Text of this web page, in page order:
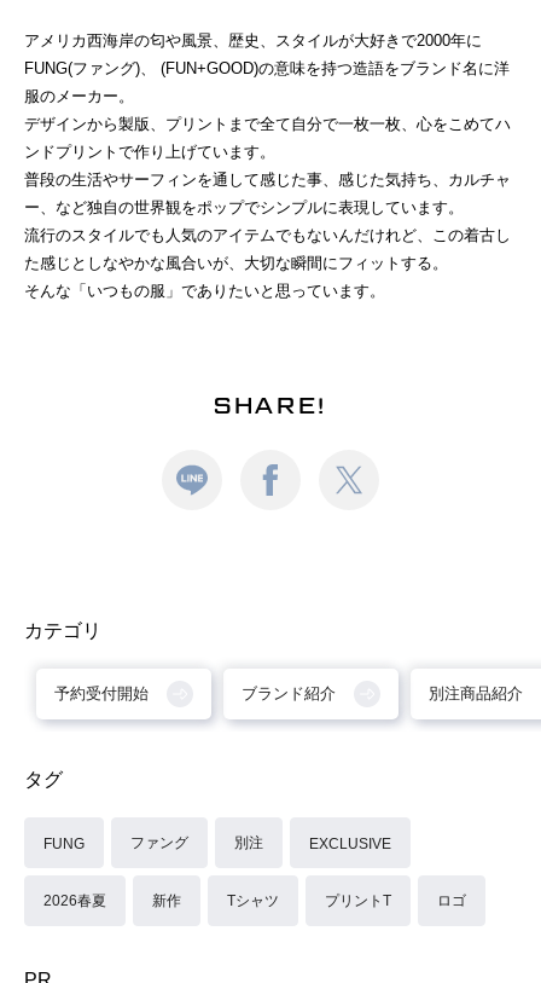
アメリカ西海岸の匂や風景、歴史、スタイルが大好きで2000年に
FUNG(ファング)、 (FUN+GOOD)の意味を持つ造語をブランド名に洋
服のメーカー。
デザインから製版、プリントまで全て自分で一枚一枚、心をこめてハ
ンドプリントで作り上げています。
普段の生活やサーフィンを通して感じた事、感じた気持ち、カルチャ
ー、など独自の世界観をポップでシンプルに表現しています。
流行のスタイルでも人気のアイテムでもないんだけれど、この着古し
た感じとしなやかな風合いが、大切な瞬間にフィットする。
そんな「いつもの服」でありたいと思っています。
SHARE!
カテゴリ
予約受付開始 ブランド紹介 別注商品紹介
タグ
FUNG ファング 別注 EXCLUSIVE
2026春夏 新作 Tシャツ プリントT ロゴ